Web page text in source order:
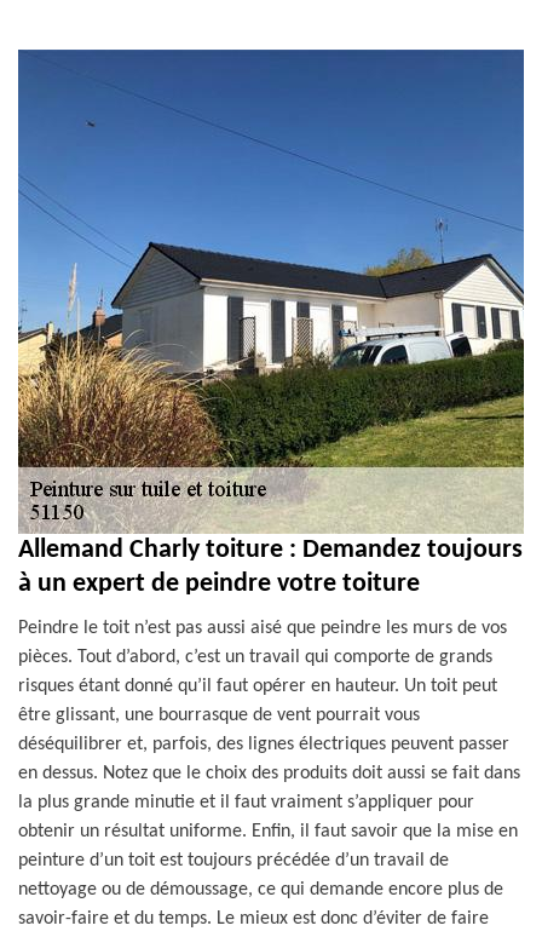
et PVC 51
Allemand Charly toiture : Demandez toujours
à un expert de peindre votre toiture
Peindre le toit n’est pas aussi aisé que peindre les murs de vos
pièces. Tout d’abord, c’est un travail qui comporte de grands
risques étant donné qu’il faut opérer en hauteur. Un toit peut
être glissant, une bourrasque de vent pourrait vous
déséquilibrer et, parfois, des lignes électriques peuvent passer
en dessus. Notez que le choix des produits doit aussi se fait dans
la plus grande minutie et il faut vraiment s’appliquer pour
obtenir un résultat uniforme. Enfin, il faut savoir que la mise en
peinture d’un toit est toujours précédée d’un travail de
nettoyage ou de démoussage, ce qui demande encore plus de
savoir-faire et du temps. Le mieux est donc d’éviter de faire